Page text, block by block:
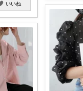
いいね